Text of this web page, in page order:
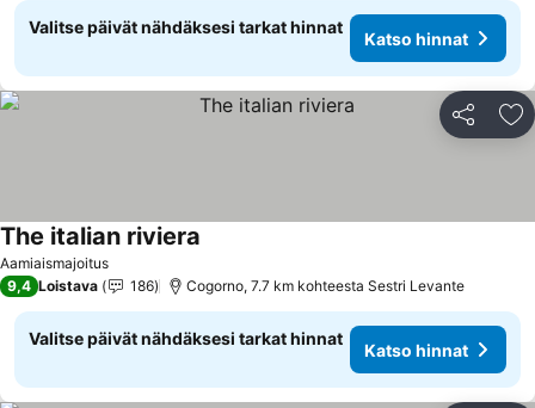
Valitse päivät nähdäksesi tarkat hinnat
Katso hinnat
Jaa
Aamiaismajoitus
The italian riviera
9,4 Loistava 186 Cogorno, 7.7 km kohteesta Sestri Levante
Valitse päivät nähdäksesi tarkat hinnat
Katso hinnat